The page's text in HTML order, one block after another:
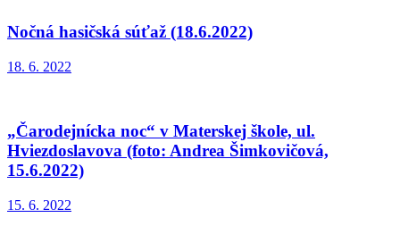
Nočná hasičská súťaž (18.6.2022)
18. 6. 2022
„Čarodejnícka noc“ v Materskej škole, ul.
Hviezdoslavova (foto: Andrea Šimkovičová,
15.6.2022)
15. 6. 2022